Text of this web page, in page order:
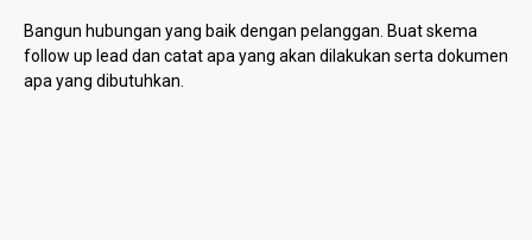
Bangun hubungan yang baik dengan pelanggan. Buat skema
follow up lead dan catat apa yang akan dilakukan serta dokumen
apa yang dibutuhkan.